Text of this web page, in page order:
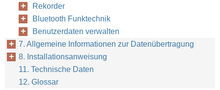
Rekorder
Bluetooth Funktechnik
Benutzerdaten verwalten
7. Allgemeine Informationen zur Datenübertragung
8. Installationsanweisung
11. Technische Daten
12. Glossar